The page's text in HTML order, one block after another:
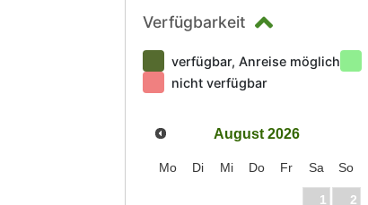
Verfügbarkeit
verfügbar, Anreise möglich
nicht verfügbar
August 2026
Mo Di Mi Do Fr Sa So
1
2